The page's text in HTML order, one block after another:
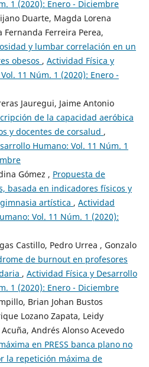
1 (2020): Enero - Diciembre
Duarte, Magda Lorena
Fernanda Ferreira Perea,
y lumbar correlación en un
obesos , Actividad Física y
11 Núm. 1 (2020): Enero -
Jauregui, Jaime Antonio
de la capacidad aeróbica
y docentes de corsalud ,
Humano: Vol. 11 Núm. 1
Gómez , Propuesta de
basada en indicadores físicos y
artística , Actividad
Vol. 11 Núm. 1 (2020):
Castillo, Pedro Urrea , Gonzalo
de burnout en profesores
, Actividad Física y Desarrollo
1 (2020): Enero - Diciembre
Brian Johan Bustos
Lozano Zapata, Leidy
Andrés Alonso Acevedo
en PRESS banca plano no
la repetición máxima de